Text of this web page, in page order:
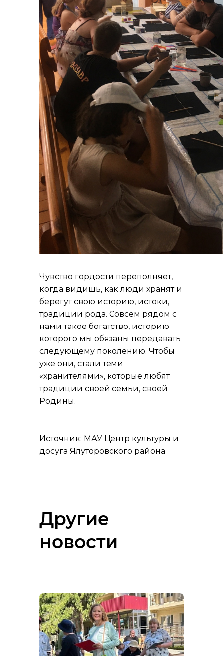
Чувство гордости переполняет,
когда видишь, как люди хранят и
берегут свою историю, истоки,
традиции рода. Совсем рядом с
нами такое богатство, историю
которого мы обязаны передавать
следующему поколению. Чтобы
уже они, стали теми
«хранителями», которые любят
традиции своей семьи, своей
Родины.
Источник: МАУ Центр культуры и
досуга Ялуторовского района
Другие
новости